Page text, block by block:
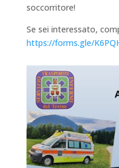
soccorritore!
Se sei interessato,
https://forms.gle/